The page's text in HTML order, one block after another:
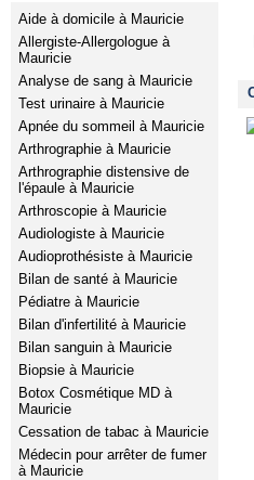
Aide à domicile à Mauricie
Allergiste-Allergologue à
Mauricie
Analyse de sang à Mauricie
Test urinaire à Mauricie
Apnée du sommeil à Mauricie
Arthrographie à Mauricie
Arthrographie distensive de
l'épaule à Mauricie
Arthroscopie à Mauricie
Audiologiste à Mauricie
Audioprothésiste à Mauricie
Bilan de santé à Mauricie
Pédiatre à Mauricie
Bilan d'infertilité à Mauricie
Bilan sanguin à Mauricie
Biopsie à Mauricie
Botox Cosmétique MD à
Mauricie
Cessation de tabac à Mauricie
Médecin pour arrêter de fumer
à Mauricie